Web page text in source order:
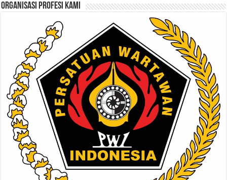
ORGANISASI PROFESI KAMI